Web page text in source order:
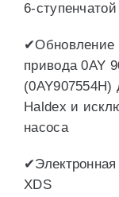
6-
✔Обновление
привода 0AY
Haldex и
насоса
XDS